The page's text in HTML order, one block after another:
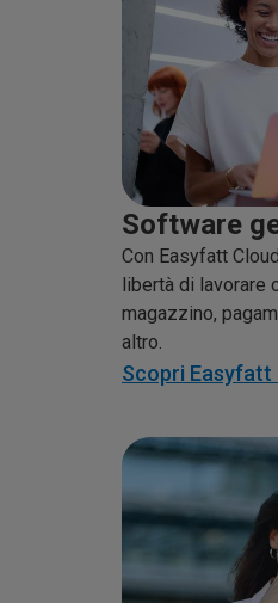
Software
Con Easyfatt
libertà di lavorare
magazzino,
altro.
Scopri Easyfatt